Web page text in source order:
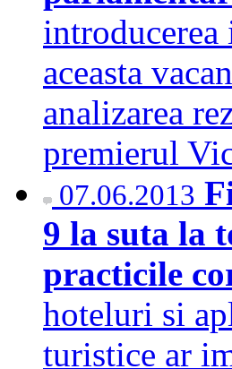
aceasta
analizarea
premierul
07.06.2013
9 la suta la
practicile
hoteluri si
turistice ar